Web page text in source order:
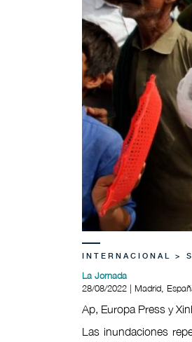
INTERNACIONAL >
La Jornada
28/08/2022 | Madrid,
Ap, Europa Press y
Las inundaciones